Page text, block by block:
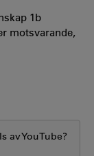
1b
motsvarande,
avYouTube?